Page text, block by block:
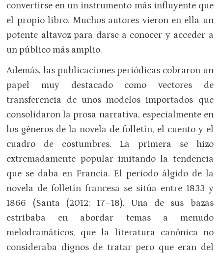
convertirse en un instrumento más influyente que
el propio libro. Muchos autores vieron en ella un
potente altavoz para darse a conocer y acceder a
un público más amplio.
Además, las publicaciones periódicas cobraron un
papel muy destacado como vectores de
transferencia de unos modelos importados que
consolidaron la prosa narrativa, especialmente en
los géneros de la novela de folletín, el cuento y el
cuadro de costumbres. La primera se hizo
extremadamente popular imitando la tendencia
que se daba en Francia. El periodo álgido de la
novela de folletín francesa se sitúa entre 1833 y
1866 (Santa (2012: 17–18). Una de sus bazas
estribaba en abordar temas a menudo
melodramáticos, que la literatura canónica no
consideraba dignos de tratar pero que eran del